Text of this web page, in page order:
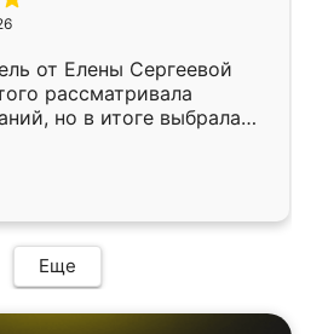
от Елены Сергеевой
рассматривала
но в итоге выбрала
условия, потом
всё спокойно объяснил
в срок, с
на свое место без
Качеством осталась
так, как и ожидала.
Еще